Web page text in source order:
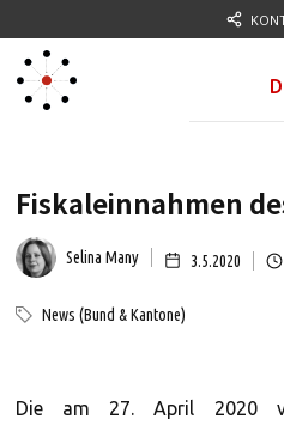
Fiskaleinnahmen
Selina Many 3.5.2020
News (Bund & Kantone)
Die am 27. April 2020